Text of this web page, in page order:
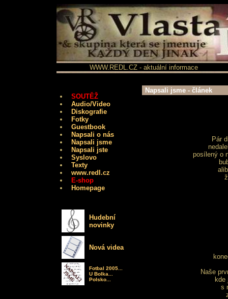
WWW.REDL.CZ - aktuální informace
SOUTĚŽ
Audio/Video
Diskografie
Fotky
Guestbook
Napsali o nás
Napsali jsme
Napsali jste
Syslovo
Texty
www.redl.cz
E-shop
Homepage
Hudební
novinky
Nová videa
Fotbal 2005...
U Bolka...
Polsko...
Napsali jsme - článek
Pár
posílený o
Naše
kde
s